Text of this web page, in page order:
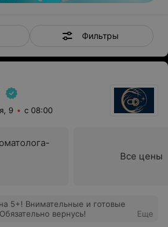
Фильтры
9 с 08:00
Все цены
5+! Внимательные и готовые
вернусь!
Еще